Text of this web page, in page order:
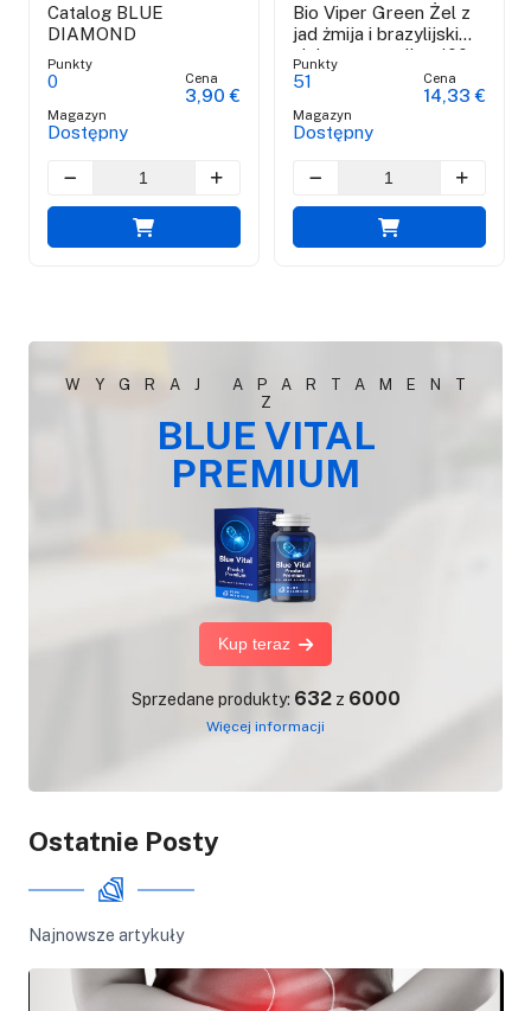
Catalog BLUE
DIAMOND
Punkty
0
Magazyn
Dostępny
Cena
3,90 €
Bio Viper Green Żel z
jad żmija i brazylijski
zielony propolis - 100
ml
Punkty
51
Magazyn
Dostępny
Cena
14,33 €
WYGRAJ APARTAMENT
Z
BLUE VITAL
PREMIUM
Kup teraz
Sprzedane produkty: 632z 6000
Więcej informacji
Ostatnie Posty
Najnowsze artykuły